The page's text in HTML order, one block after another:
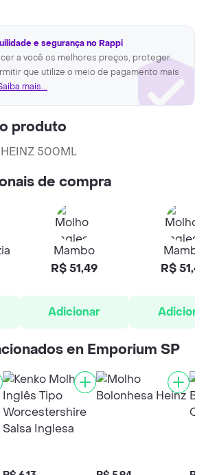
e segurança no Rappi
a você os melhores preços, proteger
que utilize o meio de pagamento mais
mais...
produto
500ML
de compra
Mambo
R$ 51,49
Adicionar
Mambo
R$
en Emporium SP